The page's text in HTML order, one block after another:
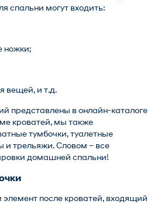
спальни могут входить:
ножки;
и т.д.
представлены в онлайн-каталоге
кроватей, мы также
тумбочки, туалетные
и трельяжи. Словом – все
домашней спальни!
элемент после кроватей, входящий